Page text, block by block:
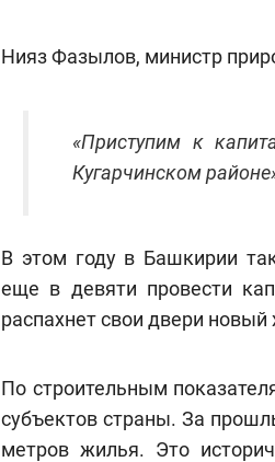
Нияз Фазылов, министр
«Приступим к
Кугарчинском
В этом году в Башкирии
еще в девяти провести
распахнет свои двери новый
По строительным
субъектов страны. За
метров жилья. Это